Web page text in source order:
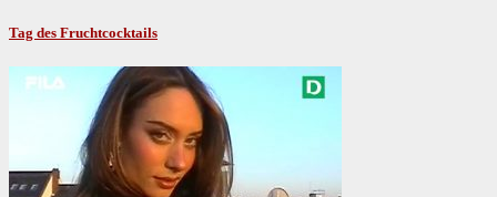
Tag des Fruchtcocktails